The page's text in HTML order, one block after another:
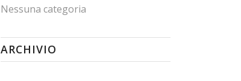
Nessuna categoria
ARCHIVIO